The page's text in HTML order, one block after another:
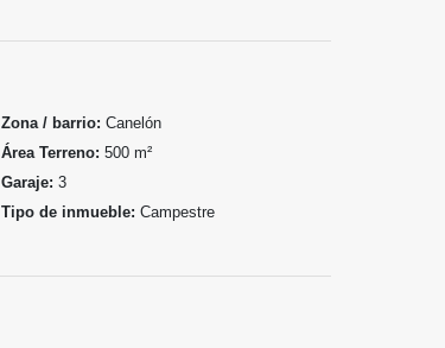
Zona / barrio: Canelón
Área Terreno: 500 m²
Garaje: 3
Tipo de inmueble: Campestre